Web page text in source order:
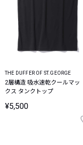
THE DUFFER OF ST.GEORGE
2層構造 吸水速乾クールマッ
クス タンクトップ
¥5,500